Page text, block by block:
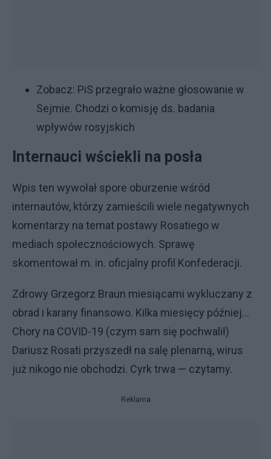
Zobacz: PiS przegrało ważne głosowanie w
Sejmie. Chodzi o komisję ds. badania
wpływów rosyjskich
Internauci wściekli na posła
Wpis ten wywołał spore oburzenie wśród
internautów, którzy zamieścili wiele negatywnych
komentarzy na temat postawy Rosatiego w
mediach społecznościowych. Sprawę
skomentował m. in. oficjalny profil Konfederacji.
Zdrowy Grzegorz Braun miesiącami wykluczany z
obrad i karany finansowo. Kilka miesięcy później...
Chory na COVID-19 (czym sam się pochwalił)
Dariusz Rosati przyszedł na salę plenarną, wirus
już nikogo nie obchodzi. Cyrk trwa — czytamy.
Reklama